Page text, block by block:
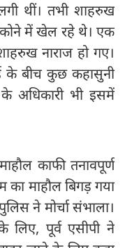
थीं। तभी शाहरुख
में खेल रहे थे। एक
नाराज हो गए।
के बीच कुछ कहासुनी
अधिकारी भी इसमें
काफी तनावपूर्ण
का माहौल बिगड़ गया
ने मोर्चा संभाला।
पूर्व एसीपी ने